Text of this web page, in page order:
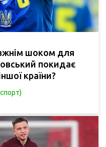
шоком для
покидає
країни?